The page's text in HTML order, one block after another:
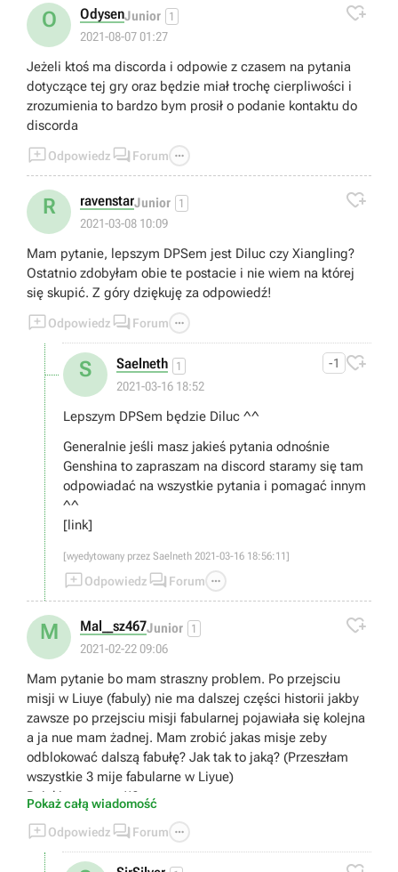
O OdysenJunior 1
2021-08-07 01:27

Jeżeli ktoś ma discorda i odpowie z czasem na pytania
dotyczące tej gry oraz będzie miał trochę cierpliwości i
zrozumienia to bardzo bym prosił o podanie kontaktu do
discorda
Odpowiedz  Forum 
R ravenstarJunior 1
2021-03-08 10:09

Mam pytanie, lepszym DPSem jest Diluc czy Xiangling?
Ostatnio zdobyłam obie te postacie i nie wiem na której
się skupić. Z góry dziękuję za odpowiedź!
Odpowiedz  Forum 
S Saelneth 1
2021-03-16 18:52
-1 
Lepszym DPSem będzie Diluc ^^
Generalnie jeśli masz jakieś pytania odnośnie
Genshina to zapraszam na discord staramy się tam
odpowiadać na wszystkie pytania i pomagać innym
^^
[link]
[wyedytowany przez Saelneth 2021-03-16 18:56:11]
Odpowiedz  Forum 
M Mal__sz467Junior 1
2021-02-22 09:06

Mam pytanie bo mam straszny problem. Po przejsciu
misji w Liuye (fabuly) nie ma dalszej części historii jakby
zawsze po przejsciu misji fabularnej pojawiała się kolejna
a ja nue mam żadnej. Mam zrobić jakas misje zeby
odblokować dalszą fabułę? Jak tak to jaką? (Przeszłam
wszystkie 3 mije fabularne w Liyue)
Dzięki za pomoc!!?
Pokaż całą wiadomość
Odpowiedz  Forum 